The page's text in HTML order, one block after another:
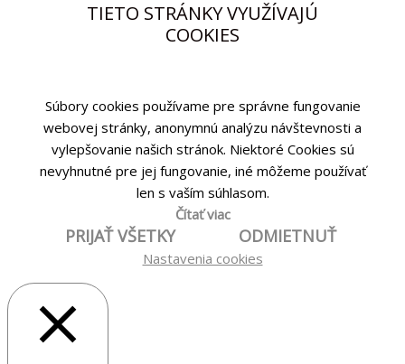
TIETO STRÁNKY VYUŽÍVAJÚ
COOKIES
Súbory cookies používame pre správne fungovanie
webovej stránky, anonymnú analýzu návštevnosti a
vylepšovanie našich stránok. Niektoré Cookies sú
nevyhnutné pre jej fungovanie, iné môžeme používať
len s vaším súhlasom.
Čítať viac
PRIJAŤ VŠETKY ODMIETNUŤ
Nastavenia cookies